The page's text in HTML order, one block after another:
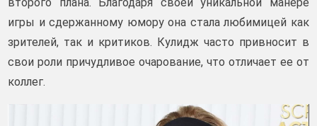
игры и сдержанному юмору она стала любимицей как
зрителей, так и критиков. Кулидж часто привносит в
свои роли причудливое очарование, что отличает ее от
коллег.